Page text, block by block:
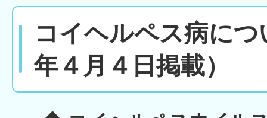
コイヘルペス病に
年４月４日掲載）